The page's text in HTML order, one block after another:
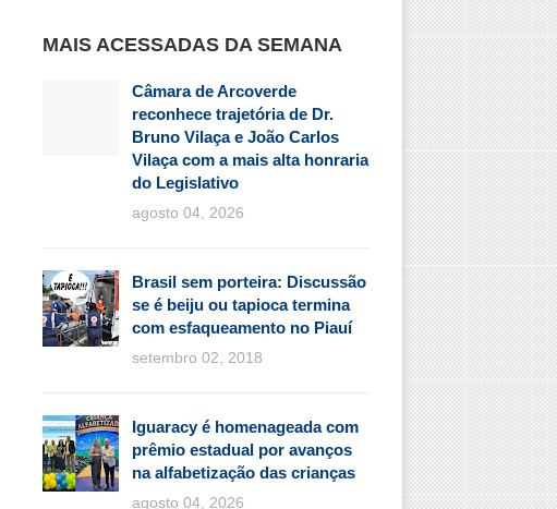
MAIS ACESSADAS DA SEMANA
Câmara de Arcoverde
reconhece trajetória de Dr.
Bruno Vilaça e João Carlos
Vilaça com a mais alta honraria
do Legislativo
agosto 04, 2026
Brasil sem porteira: Discussão
se é beiju ou tapioca termina
com esfaqueamento no Piauí
setembro 02, 2018
Iguaracy é homenageada com
prêmio estadual por avanços
na alfabetização das crianças
agosto 04, 2026